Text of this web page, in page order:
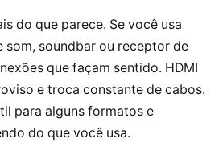
do que parece. Se você usa
som, soundbar ou receptor de
que façam sentido. HDMI
e troca constante de cabos.
para alguns formatos e
do que você usa.